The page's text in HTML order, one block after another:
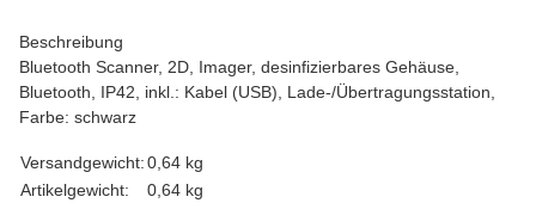
Beschreibung
Bluetooth Scanner, 2D, Imager, desinfizierbares Gehäuse,
Bluetooth, IP42, inkl.: Kabel (USB), Lade-/Übertragungsstation,
Farbe: schwarz
Versandgewicht:0,64 kg
Artikelgewicht:
0,64 kg